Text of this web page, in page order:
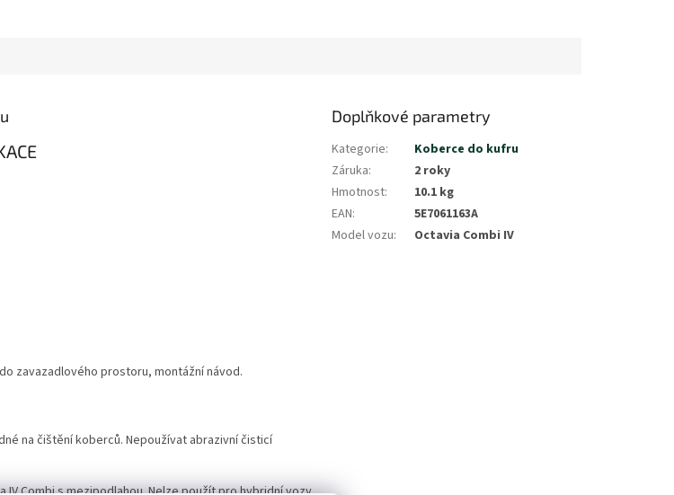
zavazadlového prostoru, montážní návod.
na čištění koberců. Nepoužívat abrazivní čisticí
IV Combi s mezipodlahou. Nelze použít pro hybridní vozy
Doplňkové parametry
Kategorie:
Koberce do kufru
Záruka:
2 roky
Hmotnost:
10.1 kg
EAN:
5E7061163A
Model vozu: Octavia Combi IV